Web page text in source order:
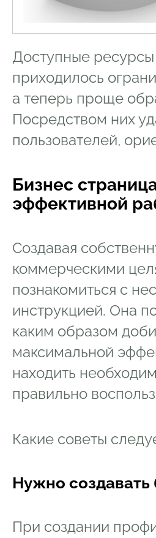
Доступные
приходилось
а теперь проще
Посредством них
пользователей,
Бизнес
эффективной
Создавая
коммерческими
познакомиться с
инструкцией. Она
каким образом
максимальной
находить
правильно
Какие советы
Нужно создавать
При создании